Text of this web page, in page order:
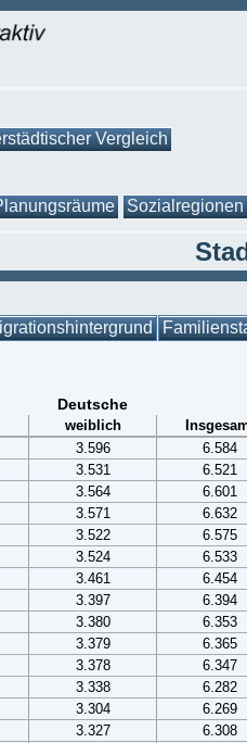
Vergleich
Sozialregionen
Deutsche
weiblich
3.596
6.584
3.531
6.521
3.564
6.601
3.571
6.632
3.522
6.575
3.524
6.533
3.461
6.454
3.397
6.394
3.380
6.353
3.379
6.365
3.378
6.347
3.338
6.282
3.304
6.269
3.327
6.308